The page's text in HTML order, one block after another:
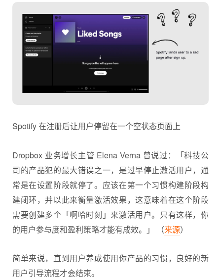
Spotify 在注册后让用户停留在一个空状态页面上
Dropbox 业务增长主管 Elena Verna 曾说过：「科技公
司的产品犯的最大错误之一，是过早停止激活用户，通
常是在设置阶段就停了。应该在第一个习惯构建阶段构
建闭环，并以此来衡量激活效果，这意味着在这个阶段
需要创建多个「啊哈时刻」来激活用户。只有这样，你
的用户参与度和盈利策略才能有成效。」 （来源）
简单来说，直到用户养成使用你产品的习惯，良好的新
用户引导流程才会结束。